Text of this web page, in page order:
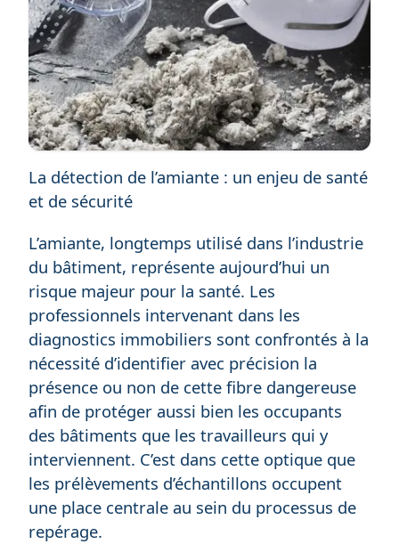
La détection de l’amiante : un enjeu de santé
et de sécurité
L’amiante, longtemps utilisé dans l’industrie
du bâtiment, représente aujourd’hui un
risque majeur pour la santé. Les
professionnels intervenant dans les
diagnostics immobiliers sont confrontés à la
nécessité d’identifier avec précision la
présence ou non de cette fibre dangereuse
afin de protéger aussi bien les occupants
des bâtiments que les travailleurs qui y
interviennent. C’est dans cette optique que
les prélèvements d’échantillons occupent
une place centrale au sein du processus de
repérage.